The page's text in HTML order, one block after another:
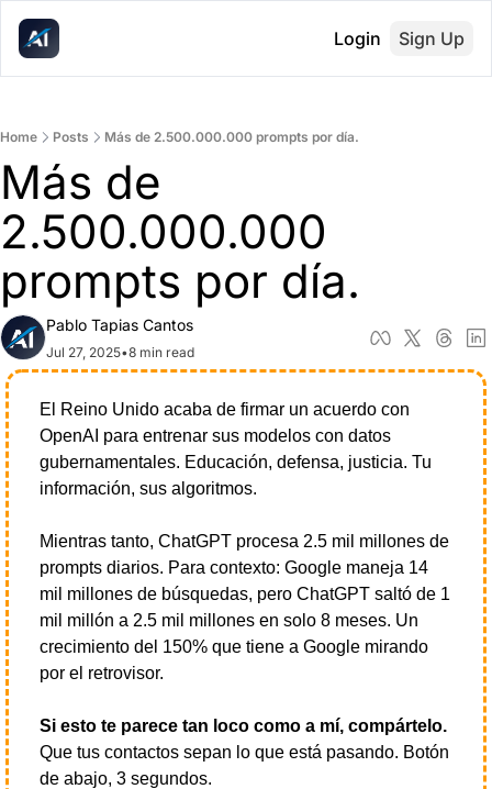
Login Sign Up
Home Posts Más de 2.500.000.000 prompts por día.
Más de
2.500.000.000
prompts por día.
Pablo Tapias Cantos
Jul 27, 2025•8 min read
El Reino Unido acaba de firmar un acuerdo con
OpenAI para entrenar sus modelos con datos
gubernamentales. Educación, defensa, justicia. Tu
información, sus algoritmos.
Mientras tanto, ChatGPT procesa 2.5 mil millones de
prompts diarios. Para contexto: Google maneja 14
mil millones de búsquedas, pero ChatGPT saltó de 1
mil millón a 2.5 mil millones en solo 8 meses. Un
crecimiento del 150% que tiene a Google mirando
por el retrovisor.
Si esto te parece tan loco como a mí, compártelo.
Que tus contactos sepan lo que está pasando. Botón
de abajo, 3 segundos.